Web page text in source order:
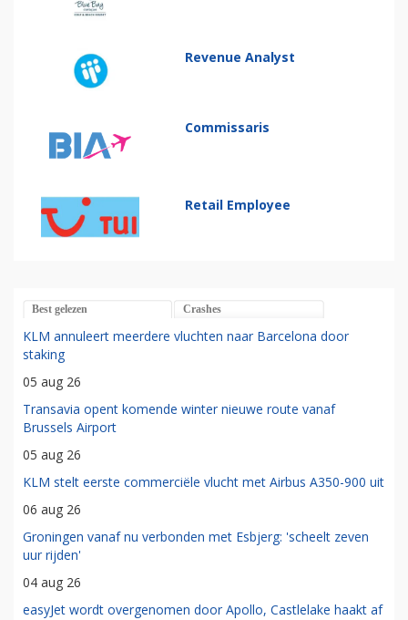
Revenue Analyst
Commissaris
Retail Employee
Best gelezen Crashes
KLM annuleert meerdere vluchten naar Barcelona door
staking
05 aug 26
Transavia opent komende winter nieuwe route vanaf
Brussels Airport
05 aug 26
KLM stelt eerste commerciële vlucht met Airbus A350-900 uit
06 aug 26
Groningen vanaf nu verbonden met Esbjerg: 'scheelt zeven
uur rijden'
04 aug 26
easyJet wordt overgenomen door Apollo, Castlelake haakt af